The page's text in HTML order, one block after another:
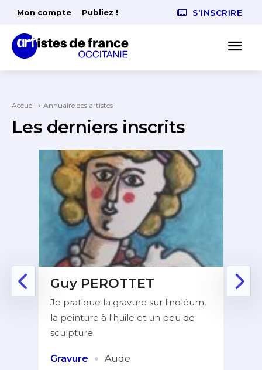
Mon compte Publiez ! S'INSCRIRE
Accueil Annuaire des artistes
Les derniers inscrits
Guy PEROTTET
Je pratique la gravure sur linoléum,
la peinture à l'huile et un peu de
sculpture
Gravure · Aude